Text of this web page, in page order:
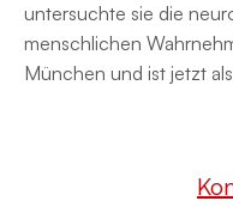
untersuchte sie die
menschlichen
München und ist jetzt